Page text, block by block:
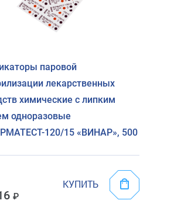
паровой
лекарственных
химические с липким
одноразовые
120/15 «ВИНАР», 500
КУПИТЬ